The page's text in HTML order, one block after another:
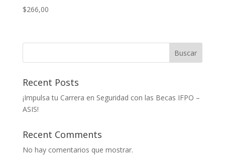
$266,00
Buscar
Recent Posts
¡Impulsa tu Carrera en Seguridad con las Becas IFPO –
ASIS!
Recent Comments
No hay comentarios que mostrar.